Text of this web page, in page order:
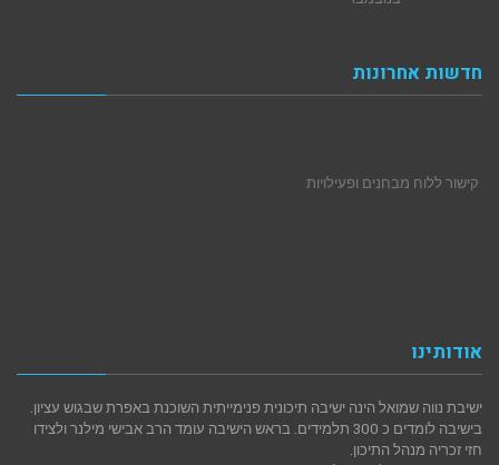
חדשות אחרונות
קישור ללוח מבחנים ופעילויות
אודותינו
ישיבת נווה שמואל הינה ישיבה תיכונית פנימייתית השוכנת באפרת שבגוש עציון.
בישיבה לומדים כ 300 תלמידים. בראש הישיבה עומד הרב אבישי מילנר ולצידו
חזי זכריה מנהל התיכון.